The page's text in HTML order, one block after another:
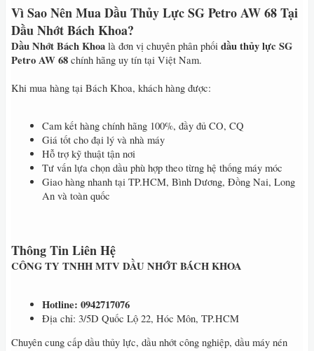
Vì Sao Nên Mua Dầu Thủy Lực SG Petro AW 68 Tại
Dầu Nhớt Bách Khoa?
Dầu Nhớt Bách Khoa là đơn vị chuyên phân phối dầu thủy lực SG
Petro AW 68 chính hãng uy tín tại Việt Nam.
Khi mua hàng tại Bách Khoa, khách hàng được:
Cam kết hàng chính hãng 100%, đầy đủ CO, CQ
Giá tốt cho đại lý và nhà máy
Hỗ trợ kỹ thuật tận nơi
Tư vấn lựa chọn dầu phù hợp theo từng hệ thống máy móc
Giao hàng nhanh tại TP.HCM, Bình Dương, Đồng Nai, Long
An và toàn quốc
Thông Tin Liên Hệ
CÔNG TY TNHH MTV DẦU NHỚT BÁCH KHOA
Hotline: 0942717076
Địa chỉ: 3/5D Quốc Lộ 22, Hóc Môn, TP.HCM
Chuyên cung cấp dầu thủy lực, dầu nhớt công nghiệp, dầu máy nén